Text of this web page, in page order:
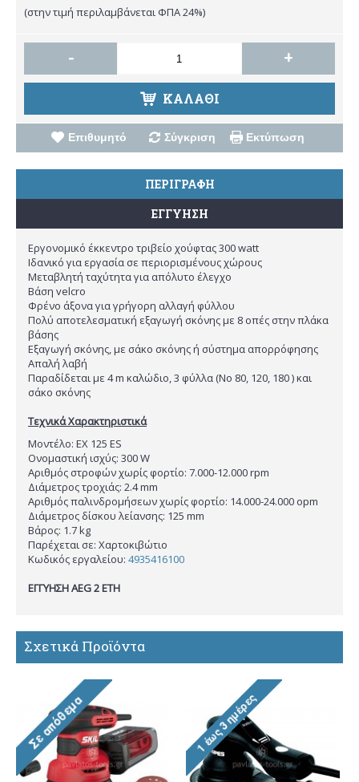
(στην τιμή περιλαμβάνεται ΦΠΑ 24%)
- +
ΚΑΛΑΘΙ
Επιθυμητό Σύγκριση Εκτύπωση
ΠΕΡΙΓΡΑΦΗ
ΕΓΓΥΗΣΗ
Εργονομικό έκκεντρο τριβείο χούφτας 300 watt
Ιδανικό για εργασία σε περιορισμένους χώρους
Μεταβλητή ταχύτητα για απόλυτο έλεγχο
Βάση velcro
Φρένο άξονα για γρήγορη αλλαγή φύλλου
Πολύ αποτελεσματική εξαγωγή σκόνης με 8 οπές στην πλάκα
βάσης
Εξαγωγή σκόνης, με σάκο σκόνης ή σύστημα απορρόφησης
Απαλή λαβή
Παραδίδεται με 4 m καλώδιο, 3 φύλλα (Νο 80, 120, 180 ) και
σάκο σκόνης
Τεχνικά Χαρακτηριστικά
Μοντέλο: EX 125 ES
Ονομαστική ισχύς: 300 W
Αριθμός στροφών χωρίς φορτίο: 7.000-12.000 rpm
Διάμετρος τροχιάς: 2.4 mm
Αριθμός παλινδρομήσεων χωρίς φορτίο: 14.000-24.000 opm
Διάμετρος δίσκου λείανσης: 125 mm
Βάρος: 1.7 kg
Παρέχεται σε: Χαρτοκιβώτιο
Κωδικός εργαλείου: 4935416100
ΕΓΓΥΗΣΗ AEG 2 ΕΤΗ
Σχετικά Προϊόντα